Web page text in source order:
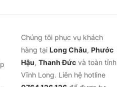
Chúng tôi phục vụ khách
hàng tại Long Châu, Phước
Hậu, Thanh Đức và toàn tỉnh
Vĩnh Long. Liên hệ hotline